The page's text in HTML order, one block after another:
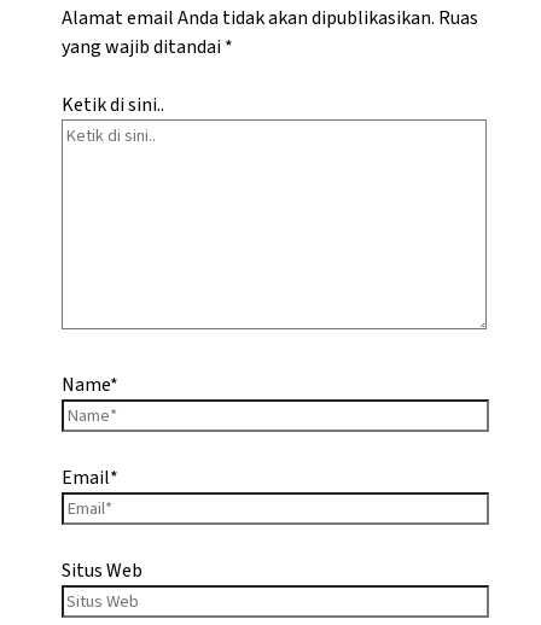
Alamat email Anda tidak akan dipublikasikan. Ruas
yang wajib ditandai*
Ketik di sini..
Name*
Email*
Situs Web